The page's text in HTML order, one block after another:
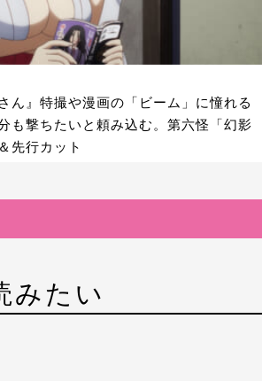
ん』特撮や漫画の「ビーム」に憧れる
も撃ちたいと頼み込む。第六怪「幻影
先行カット
みたい